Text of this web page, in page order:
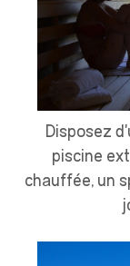
Disposez
piscine
chauffée, un